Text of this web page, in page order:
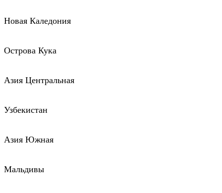
Новая Каледония
Острова Кука
Азия Центральная
Узбекистан
Азия Южная
Мальдивы